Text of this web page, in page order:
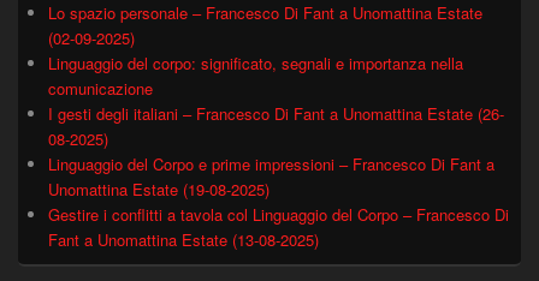
Lo spazio personale – Francesco Di Fant a Unomattina Estate
(02-09-2025)
Linguaggio del corpo: significato, segnali e importanza nella
comunicazione
I gesti degli italiani – Francesco Di Fant a Unomattina Estate (26-
08-2025)
Linguaggio del Corpo e prime impressioni – Francesco Di Fant a
Unomattina Estate (19-08-2025)
Gestire i conflitti a tavola col Linguaggio del Corpo – Francesco Di
Fant a Unomattina Estate (13-08-2025)